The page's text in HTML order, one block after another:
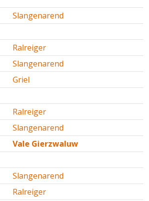
Slangenarend
Ralreiger
Slangenarend
Griel
Ralreiger
Slangenarend
Vale Gierzwaluw
Slangenarend
Ralreiger